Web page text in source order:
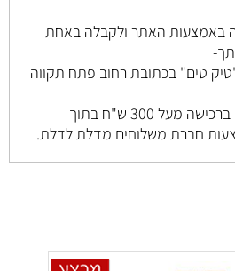
באמצעות האתר ולקבלה באחת
פתח תקווה
2.משלוח עד הבית חינם ברכישה מעל 300 ש"ח בתוך
חברת משלוחים מדלת לדלת.